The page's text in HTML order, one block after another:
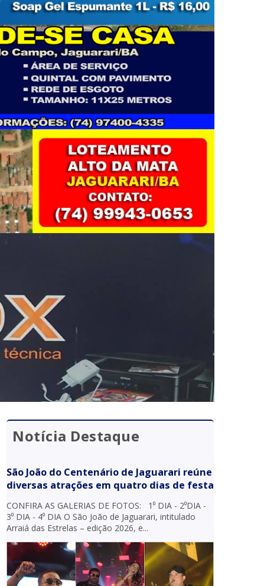
Notícia Destaque
São João do Centenário de Jaguarari reúne
diversas atrações em quatro dias de festa
CONFIRA AS GALERIAS DE FOTOS: 1⁰ DIA - 2⁰DIA -
3⁰ DIA - 4⁰ DIA O São João de Jaguarari, intitulado
Arraiá das Estrelas – edição 2026, e...